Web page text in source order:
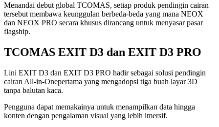
Menandai debut global TCOMAS, setiap produk pendingin cairan
tersebut membawa keunggulan berbeda-beda yang mana NEOX
dan NEOX PRO secara khusus dirancang untuk menyasar pasar
flagship.
TCOMAS EXIT D3 dan EXIT D3 PRO
Lini EXIT D3 dan EXIT D3 PRO hadir sebagai solusi pendingin
cairan All-in-Onepertama yang mengadopsi tiga buah layar 3D
tanpa balutan kaca.
Pengguna dapat memakainya untuk menampilkan data hingga
konten dengan pengalaman visual yang lebih imersif.